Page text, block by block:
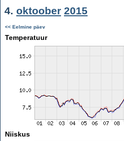
4. oktoober 2015
<< Eelmine päev
Temperatuur
Niiskus